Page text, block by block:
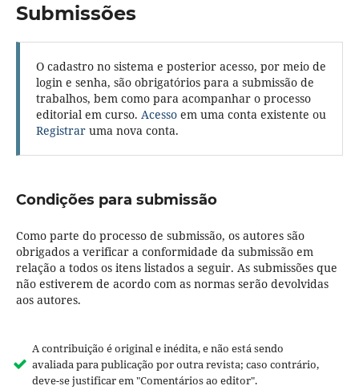
Submissões
O cadastro no sistema e posterior acesso, por meio de
login e senha, são obrigatórios para a submissão de
trabalhos, bem como para acompanhar o processo
editorial em curso. Acessoem uma conta existente ou
Registraruma nova conta.
Condições para submissão
Como parte do processo de submissão, os autores são
obrigados a verificar a conformidade da submissão em
relação a todos os itens listados a seguir. As submissões que
não estiverem de acordo com as normas serão devolvidas
aos autores.
A contribuição é original e inédita, e não está sendo
avaliada para publicação por outra revista; caso contrário,
deve-se justificar em "Comentários ao editor".